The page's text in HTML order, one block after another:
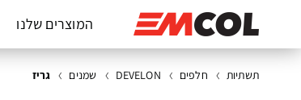
המוצרים שלנו
תשתיות חלפים DEVELON שמנים גריז